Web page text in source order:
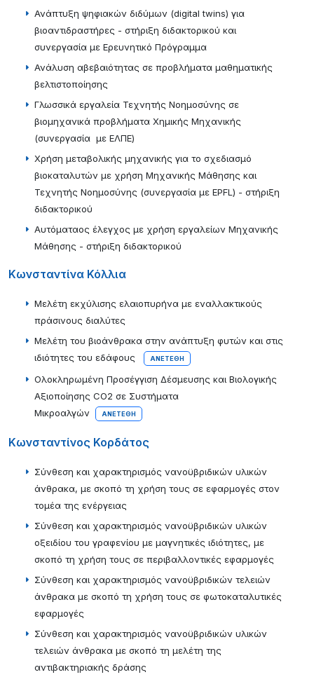
Ανάπτυξη ψηφιακών διδύμων (digital twins) για
βιοαντιδραστήρες - στήριξη διδακτορικού και
συνεργασία με Ερευνητικό Πρόγραμμα
Ανάλυση αβεβαιότητας σε προβλήματα μαθηματικής
βελτιστοποίησης
Γλωσσικά εργαλεία Τεχνητής Νοημοσύνης σε
βιομηχανικά προβλήματα Χημικής Μηχανικής
(συνεργασία με ΕΛΠΕ)
Χρήση μεταβολικής μηχανικής για το σχεδιασμό
βιοκαταλυτών με χρήση Μηχανικής Μάθησης και
Τεχνητής Νοημοσύνης (συνεργασία με EPFL) - στήριξη
διδακτορικού
Αυτόματαος έλεγχος με χρήση εργαλείων Μηχανικής
Μάθησης - στήριξη διδακτορικού
Κωνσταντίνα Κόλλια
Μελέτη εκχύλισης ελαιοπυρήνα με εναλλακτικούς
πράσινους διαλύτες
Μελέτη του βιοάνθρακα στην ανάπτυξη φυτών και στις
ιδιότητες του εδάφους
ΑΝΕΤΈΘΗ
Ολοκληρωμένη Προσέγγιση Δέσμευσης και Βιολογικής
Αξιοποίησης CO2 σε Συστήματα
Μικροαλγών
ΑΝΕΤΈΘΗ
Κωνσταντίνος Κορδάτος
Σύνθεση και χαρακτηρισμός νανοϋβριδικών υλικών
άνθρακα, με σκοπό τη χρήση τους σε εφαρμογές στον
τομέα της ενέργειας
Σύνθεση και χαρακτηρισμός νανοϋβριδικών υλικών
οξειδίου του γραφενίου με μαγνητικές ιδιότητες, με
σκοπό τη χρήση τους σε περιβαλλοντικές εφαρμογές
Σύνθεση και χαρακτηρισμός νανοϋβριδικών τελειών
άνθρακα με σκοπό τη χρήση τους σε φωτοκαταλυτικές
εφαρμογές
Σύνθεση και χαρακτηρισμός νανοϋβριδικών υλικών
τελειών άνθρακα με σκοπό τη μελέτη της
αντιβακτηριακής δράσης